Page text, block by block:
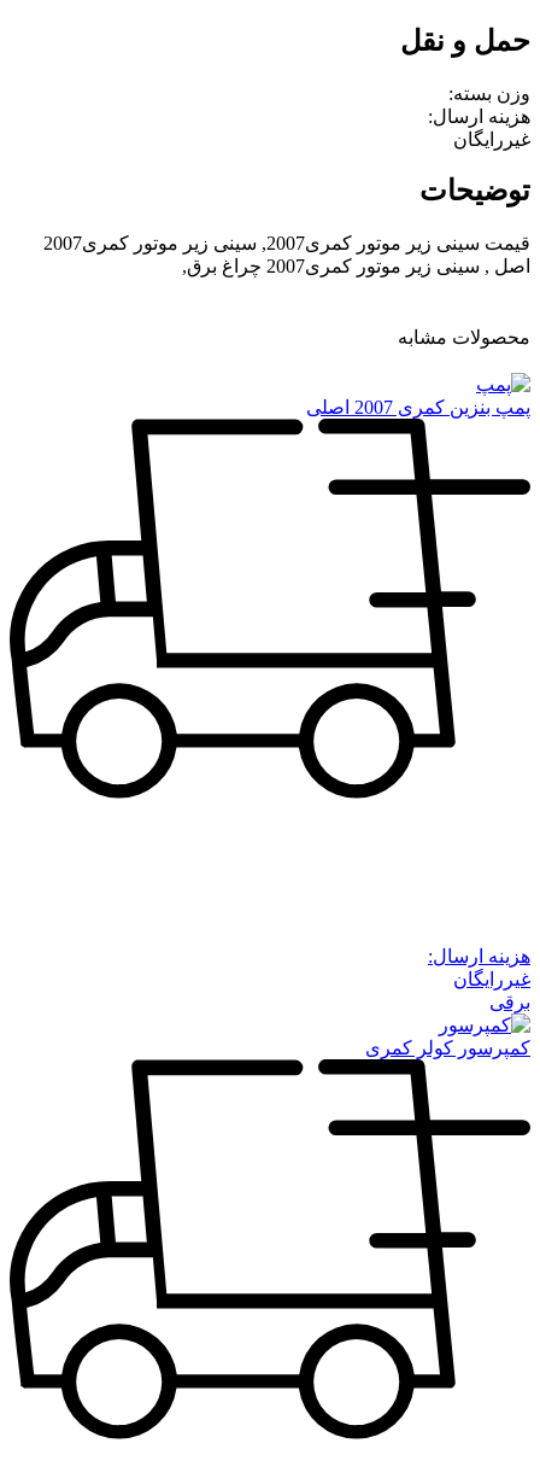
حمل و نقل
وزن بسته:
هزینه ارسال:
غیررایگان
توضیحات
قیمت سینی زیر موتور کمری2007, سینی زیر موتور کمری2007
اصل , سینی زیر موتور کمری2007 چراغ برق,
محصولات مشابه
پمپ بنزین کمری 2007 اصلی
هزینه ارسال:
غیررایگان
برقی
کمپرسور کولر کمری